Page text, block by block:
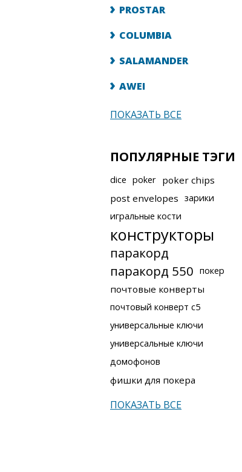
PROSTAR
COLUMBIA
SALAMANDER
AWEI
ПОКАЗАТЬ ВСЕ
ПОПУЛЯРНЫЕ ТЭГИ
dice poker poker chips
post envelopes зарики
игральные кости
конструкторы
паракорд
паракорд 550 покер
почтовые конверты
почтовый конверт с5
универсальные ключи
универсальные ключи
домофонов
фишки для покера
ПОКАЗАТЬ ВСЕ